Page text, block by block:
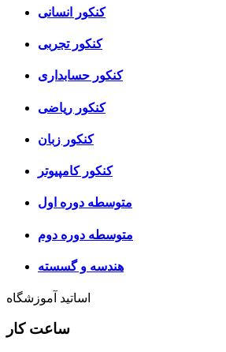
کنکور انسانی
کنکور تجربی
کنکور حسابداری
کنکور ریاضی
کنکور زبان
کنکور کامپیوتر
متوسطه دوره اول
متوسطه دوره دوم
هندسه و گسسته
اساتید آموزشگاه
ساعت کار